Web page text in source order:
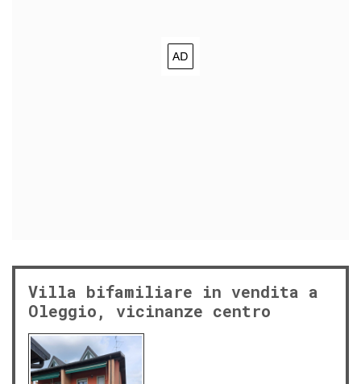
Villa bifamiliare in vendita a
Oleggio, vicinanze centro